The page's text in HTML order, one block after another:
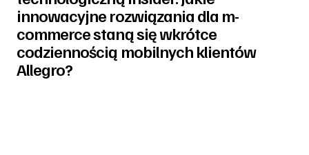
innowacyjne rozwiązania dla m-
commerce staną się wkrótce
codziennością mobilnych klientów
Allegro?